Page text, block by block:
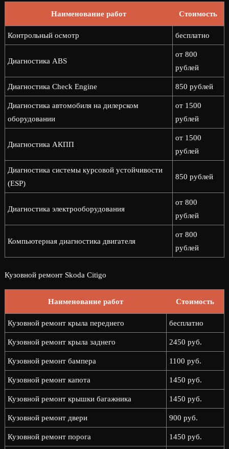
Наименование работ Стоимость
Контрольный осмотр бесплатно
Диагностика ABS
от 800
рублей
Диагностика Check Engine 850 рублей
Диагностика автомобиля на дилерском
оборудовании
от 1500
рублей
Диагностика АКПП
от 1500
рублей
Диагностика системы курсовой устойчивости
(ESP)
850 рублей
Диагностика электрооборудования
от 800
рублей
Компьютерная диагностика двигателя
от 800
рублей
Кузовной ремонт Skoda Citigo
Наименование работ Стоимость
Кузовной ремонт крыла переднего бесплатно
Кузовной ремонт крыла заднего 2450 руб.
Кузовной ремонт бампера 1100 руб.
Кузовной ремонт капота 1450 руб.
Кузовной ремонт крышки багажника 1450 руб.
Кузовной ремонт двери 900 руб.
Кузовной ремонт порога 1450 руб.